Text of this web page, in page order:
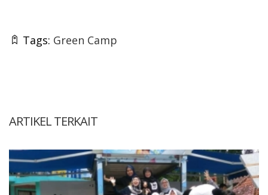
Tags: Green Camp
ARTIKEL TERKAIT